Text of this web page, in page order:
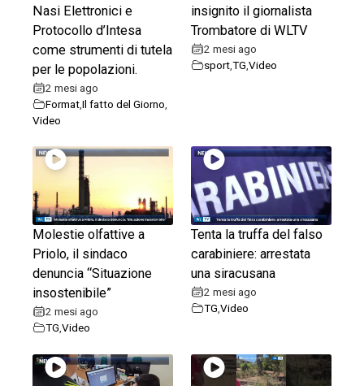
Nasi Elettronici e
Protocollo d’Intesa
come strumenti di tutela
per le popolazioni.
2 mesi ago
FormatIl fatto del Giorno
Video
insignito il giornalista
Trombatore di WLTV
2 mesi ago
sport,TG ,Video
Molestie olfattive a
Priolo, il sindaco
denuncia “Situazione
insostenibile”
2 mesi ago
TG,Video
Tenta la truffa del falso
carabiniere: arrestata
una siracusana
2 mesi ago
TG,Video